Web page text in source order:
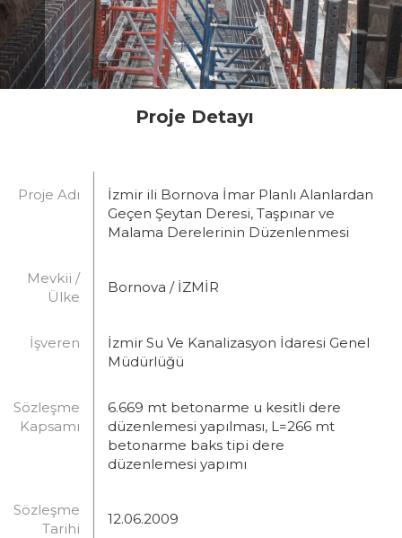
Proje Detayı
Proje Adı
İzmir ili Bornova İmar Planlı Alanlardan
Geçen Şeytan Deresi, Taşpınar ve
Malama Derelerinin Düzenlenmesi
Mevkii /
Ülke
Bornova / İZMİR
İşveren
İzmir Su Ve Kanalizasyon İdaresi Genel
Müdürlüğü
Sözleşme
Kapsamı
6.669 mt betonarme u kesitli dere
düzenlemesi yapılması, L=266 mt
betonarme baks tipi dere
düzenlemesi yapımı
Sözleşme
Tarihi
12.06.2009